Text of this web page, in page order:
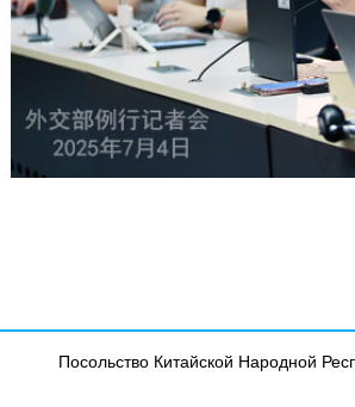
Посольство Китайской Народной